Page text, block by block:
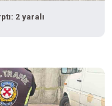
2 yaralı